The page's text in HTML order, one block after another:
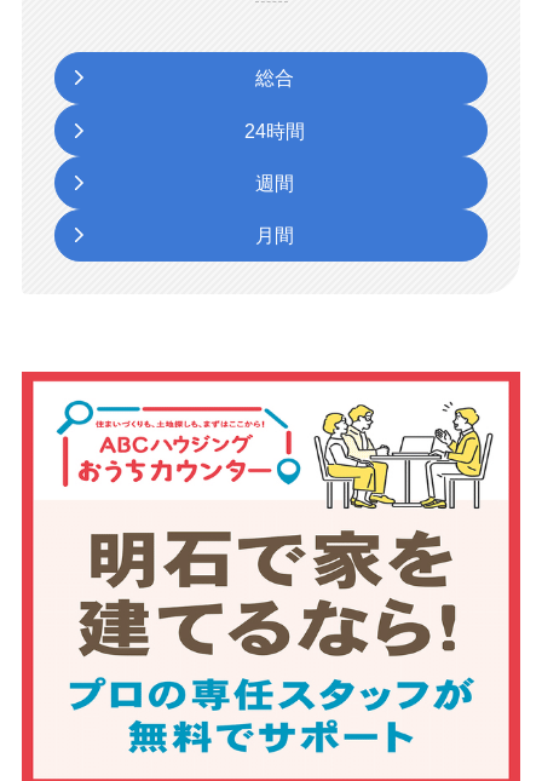
総合
24時間
週間
月間